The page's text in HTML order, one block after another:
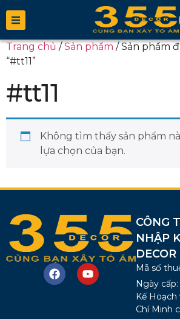
Trang chủ/Sản phẩm/ Sản phẩm
“#tt11”
#tt11
Không tìm thấy sản phẩm
lựa chọn của bạn.
CÔNG
NHẬP
DECOR
Mã số
Ngày cấp:
Kế
Chí Minh